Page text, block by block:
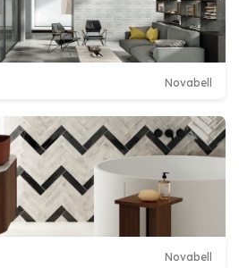
Novabell
Novabell